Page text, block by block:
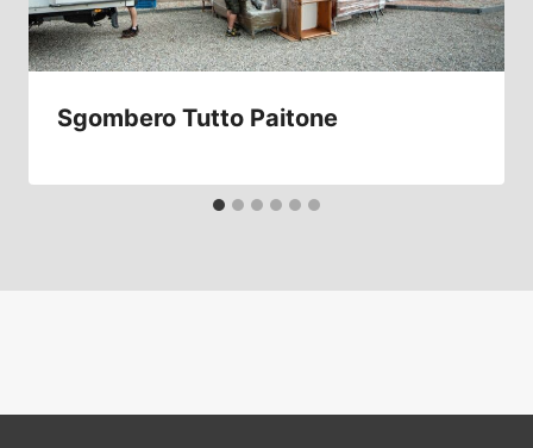
Sgombero Tutto Paitone